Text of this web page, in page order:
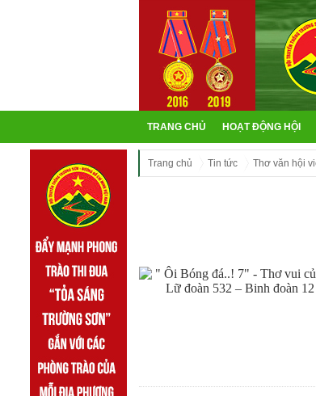
TRANG CHỦ HOẠT ĐỘNG HỘI
Trang chủ Tin tức Thơ văn hội